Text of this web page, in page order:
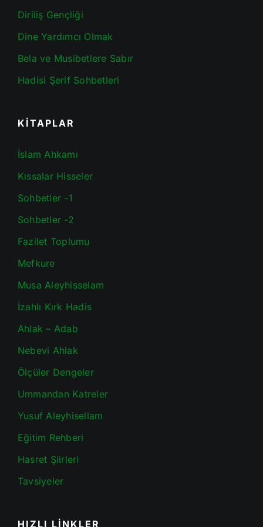
Diriliş Gençliği
Dine Yardımcı Olmak
Bela ve Musibetlere Sabır
Hadisi Şerif Sohbetleri
KİTAPLAR
İslam Ahkamı
Kıssalar Hisseler
Sohbetler -1
Sohbetler -2
Fazilet Toplumu
Mefkure
Musa Aleyhisselam
İzahlı Kırk Hadis
Ahlak – Adab
Nebevi Ahlak
Ölçüler Dengeler
Ummandan Katreler
Yusuf Aleyhisellam
Eğitim Rehberi
Hasret Şiirleri
Tavsiyeler
HIZLI LİNKLER